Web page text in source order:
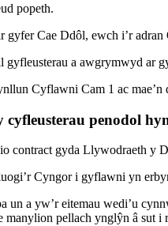
popeth.
gyfer Cae Ddôl, ewch i’r adran
gyfleusterau a awgrymwyd ar
Cyflawni Cam 1 ac
cyfleusterau penodol
contract gyda Llywodraeth y
Cyngor i gyflawni yn
un a yw’r eitemau wedi’u
pellach ynglŷn â sut i